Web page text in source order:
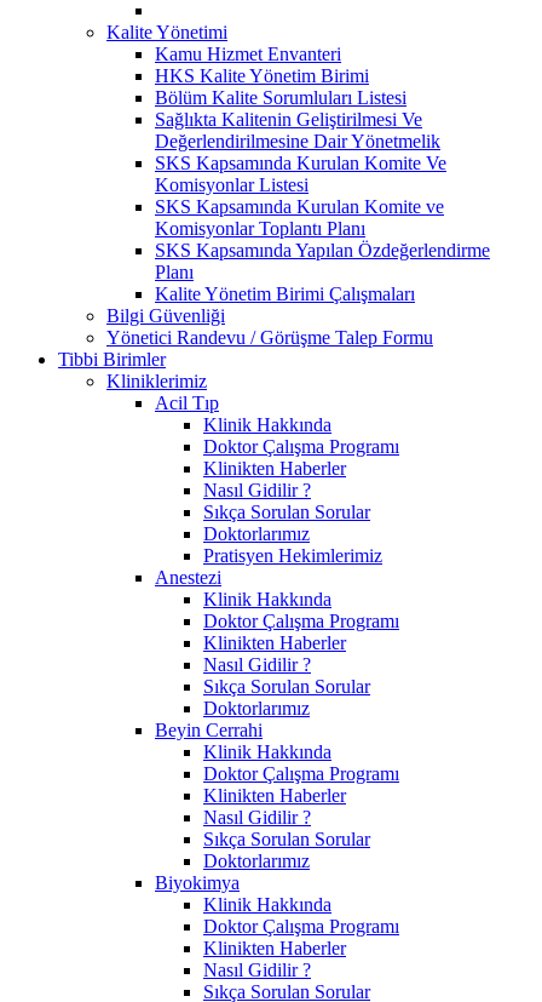
Kalite Yönetimi
Kamu Hizmet Envanteri
HKS Kalite Yönetim Birimi
Bölüm Kalite Sorumluları Listesi
Sağlıkta Kalitenin Geliştirilmesi Ve
Değerlendirilmesine Dair Yönetmelik
SKS Kapsamında Kurulan Komite Ve
Komisyonlar Listesi
SKS Kapsamında Kurulan Komite ve
Komisyonlar Toplantı Planı
SKS Kapsamında Yapılan Özdeğerlendirme
Planı
Kalite Yönetim Birimi Çalışmaları
Bilgi Güvenliği
Yönetici Randevu / Görüşme Talep Formu
Tibbi Birimler
Kliniklerimiz
Acil Tıp
Klinik Hakkında
Doktor Çalışma Programı
Klinikten Haberler
Nasıl Gidilir ?
Sıkça Sorulan Sorular
Doktorlarımız
Pratisyen Hekimlerimiz
Anestezi
Klinik Hakkında
Doktor Çalışma Programı
Klinikten Haberler
Nasıl Gidilir ?
Sıkça Sorulan Sorular
Doktorlarımız
Beyin Cerrahi
Klinik Hakkında
Doktor Çalışma Programı
Klinikten Haberler
Nasıl Gidilir ?
Sıkça Sorulan Sorular
Doktorlarımız
Biyokimya
Klinik Hakkında
Doktor Çalışma Programı
Klinikten Haberler
Nasıl Gidilir ?
Sıkça Sorulan Sorular